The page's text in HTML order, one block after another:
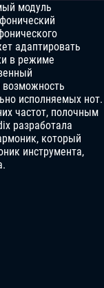
модуль
адаптировать
в режиме
возможность
исполняемых нот.
частот, полочным
разработала
который
инструмента,